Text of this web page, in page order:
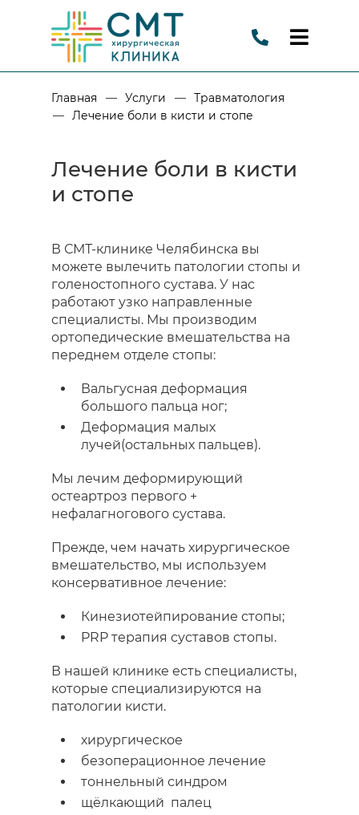
Главная — Услуги — Травматология
— Лечение боли в кисти и стопе
Лечение боли в кисти
и стопе
В СМТ-клинике Челябинска вы
можете вылечить патологии стопы и
голеностопного сустава. У нас
работают узко направленные
специалисты. Мы производим
ортопедические вмешательства на
переднем отделе стопы:
Вальгусная деформация
большого пальца ног;
Деформация малых
лучей(остальных пальцев).
Мы лечим деформирующий
остеартроз первого +
нефалагногового сустава.
Прежде, чем начать хирургическое
вмешательство, мы используем
консервативное лечение:
Кинезиотейпирование стопы;
PRP терапия суставов стопы.
В нашей клинике есть специалисты,
которые специализируются на
патологии кисти.
хирургическое
безоперационное лечение
тоннельный синдром
щёлкающий палец